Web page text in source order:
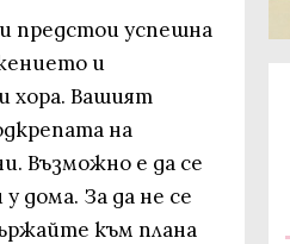
предстои успешна
и
хора. Вашият
на
Възможно е да се
дома. За да не се
към плана